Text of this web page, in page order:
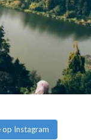
op Instagram